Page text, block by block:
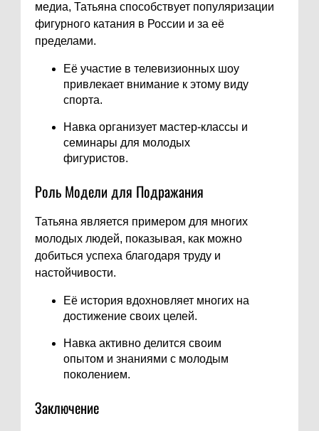
медиа, Татьяна способствует популяризации
фигурного катания в России и за её
пределами.
Её участие в телевизионных шоу
привлекает внимание к этому виду
спорта.
Навка организует мастер-классы и
семинары для молодых
фигуристов.
Роль Модели для Подражания
Татьяна является примером для многих
молодых людей, показывая, как можно
добиться успеха благодаря труду и
настойчивости.
Её история вдохновляет многих на
достижение своих целей.
Навка активно делится своим
опытом и знаниями с молодым
поколением.
Заключение